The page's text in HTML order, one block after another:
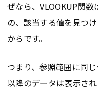
ぜなら、VLOOKUP関
の、該当する値を見つ
からです。
つまり、参照範囲に同
以降のデータは表示さ